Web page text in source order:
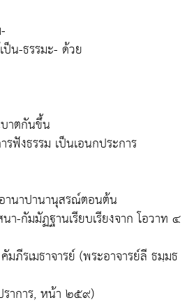
ป็น-ธรรมะ- ด้วย
าตกันขึ้น
ฟังธรรม เป็นเอนกประการ
านาปานานุสรณ์ตอนต้น
-กัมมัฏฐานเรียบเรียงจาก โอวาท ๔
ภีรเมธาจารย์ (พระอาจารย์ลี ธมฺมธ
ราการ, หน้า ๒๕๙)